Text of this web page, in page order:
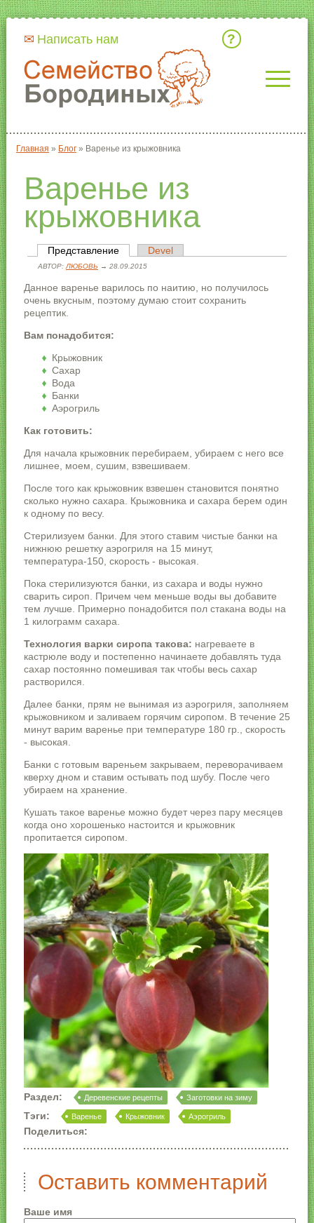
Написать нам
Вы здесь
Главная » Блог » Варенье из крыжовника
Варенье из
крыжовника
Главные вкладки
Представление(активная вкладка)
Devel
АВТОР: ЛЮБОВЬ → 28.09.2015
Данное варенье варилось по наитию, но получилось
очень вкусным, поэтому думаю стоит сохранить
рецептик.
Вам понадобится:
Крыжовник
Сахар
Вода
Банки
Аэрогриль
Как готовить:
Для начала крыжовник перебираем, убираем с него все
лишнее, моем, сушим, взвешиваем.
После того как крыжовник взвешен становится понятно
сколько нужно сахара. Крыжовника и сахара берем один
к одному по весу.
Стерилизуем банки. Для этого ставим чистые банки на
нижнюю решетку аэрогриля на 15 минут,
температура-150, скорость - высокая.
Пока стерилизуются банки, из сахара и воды нужно
сварить сироп. Причем чем меньше воды вы добавите
тем лучше. Примерно понадобится пол стакана воды на
1 килограмм сахара.
Технология варки сиропа такова: нагреваете в
кастрюле воду и постепенно начинаете добавлять туда
сахар постоянно помешивая так чтобы весь сахар
растворился.
Далее банки, прям не вынимая из аэрогриля, заполняем
крыжовником и заливаем горячим сиропом. В течение 25
минут варим варенье при температуре 180 гр., скорость
- высокая.
Банки с готовым вареньем закрываем, переворачиваем
кверху дном и ставим остывать под шубу. После чего
убираем на хранение.
Кушать такое варенье можно будет через пару месяцев
когда оно хорошенько настоится и крыжовник
пропитается сиропом.
Раздел: Деревенские рецепты Заготовки на зиму
Тэги: Варенье Крыжовник Аэрогриль
Поделиться:
Оставить комментарий
Ваше имя